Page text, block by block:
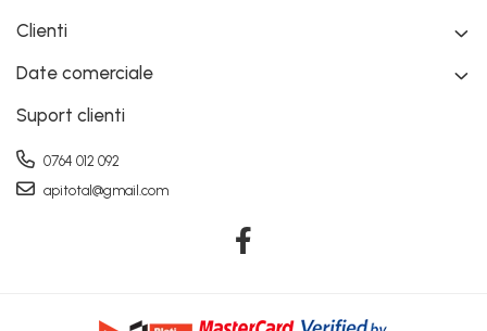
Clienti
Date comerciale
Suport clienti
0764 012 092
apitotal@gmail.com